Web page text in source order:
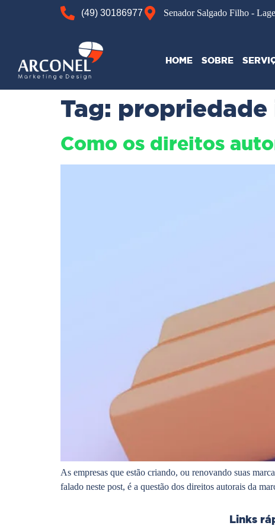
(49) 30186977 Senador Salgado Filho -
HOME SOBRE
Tag:
Como os direitos
As empresas que estão criando, ou renovando suas
falado neste post, é a questão dos direitos autorais da
Links